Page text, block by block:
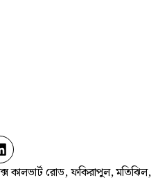
কালভার্ট রোড, ফকিরাপুল, মতিঝিল,